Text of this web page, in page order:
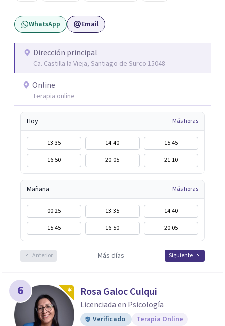
como tal valoraré tu tiempo, espacio y decisión de
compartir tu historia conmigo. Estaré aquí para
WhatsApp Email
Dirección principal
Ca. Castilla la Vieja, Santiago de Surco 15048
Online
Terapia online
Hoy Más horas
13:35 14:40
15:45
16:50
20:05 21:10
Mañana Más horas
00:25 13:35
14:40
15:45
16:50 20:05
Anterior Más días Siguiente
6 Rosa Galoc Culqui
Licenciada en Psicología
Verificado Terapia Online